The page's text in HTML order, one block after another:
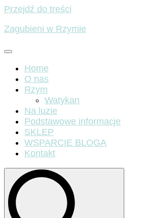
Przejdź do treści
Zagubieni w Rzymie
Home
O nas
Rzym
Watykan
Na luzie
Podstawowe informacje
SKLEP
WSPARCIE BLOGA
Kontakt